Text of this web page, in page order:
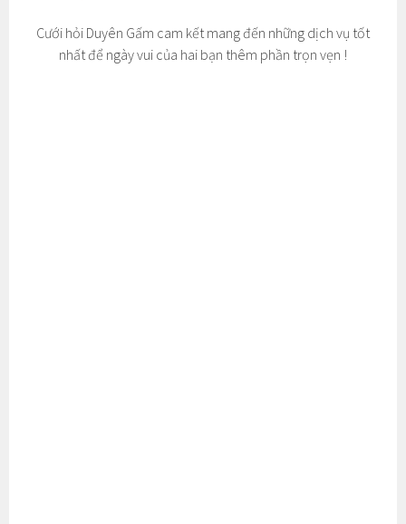
Cưới hỏi Duyên Gấm cam kết mang đến những dịch vụ tốt
nhất để ngày vui của hai bạn thêm phần trọn vẹn !